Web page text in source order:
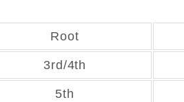
Root
3rd/4th
5th